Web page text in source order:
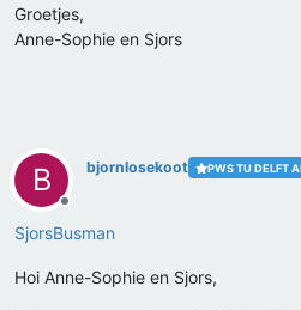
Groetjes,
Anne-Sophie en Sjors
B
Offline
bjornlosekoot PWS TU DELFT
SjorsBusman
Hoi Anne-Sophie en Sjors,